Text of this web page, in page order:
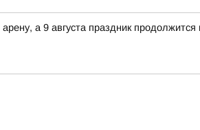
а 9 августа праздник